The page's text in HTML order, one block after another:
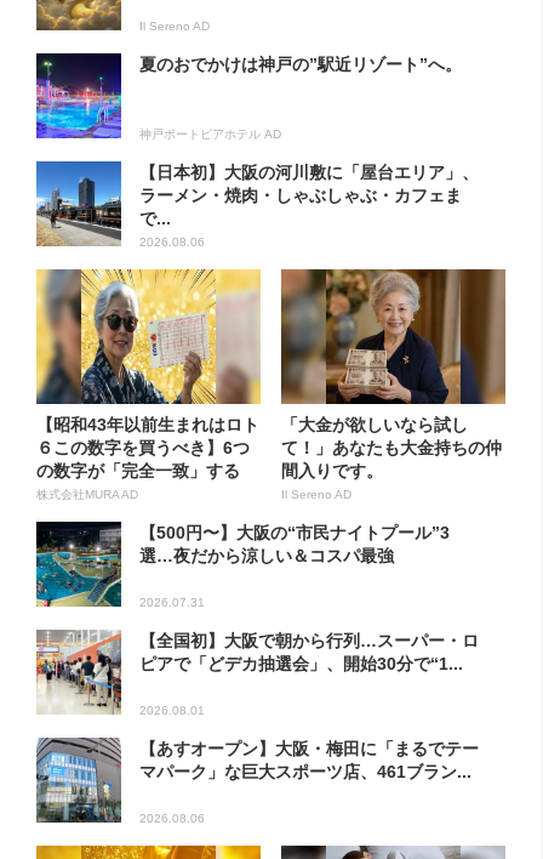
Il Sereno AD
夏のおでかけは神戸の”駅近リゾート”へ。
神戸ポートピアホテル AD
【日本初】大阪の河川敷に「屋台エリア」、
ラーメン・焼肉・しゃぶしゃぶ・カフェま
で...
2026.08.06
【昭和43年以前生まれはロト
６この数字を買うべき】6つ
の数字が「完全一致」する
方...
株式会社MURA AD
「大金が欲しいなら試し
て！」あなたも大金持ちの仲
間入りです。
Il Sereno AD
【500円〜】大阪の“市民ナイトプール”3
選…夜だから涼しい＆コスパ最強
2026.07.31
【全国初】大阪で朝から行列…スーパー・ロ
ピアで「どデカ抽選会」、開始30分で“1...
2026.08.01
【あすオープン】大阪・梅田に「まるでテー
マパーク」な巨大スポーツ店、461ブラン...
2026.08.06